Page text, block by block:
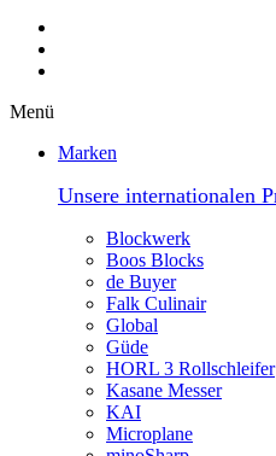
Menü
Marken
Unsere internationalen
Blockwerk
Boos Blocks
de Buyer
Falk Culinair
Global
Güde
HORL 3 Rollschleifer
Kasane Messer
KAI
Microplane